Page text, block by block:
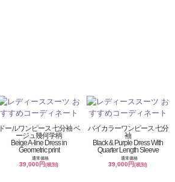
ドールワンピース 七分袖 ベ
ージュ幾何学柄
Beige A-line Dress in
Geometric print
通常価格
39,000円(税別)
バイカラーワンピース 七分
袖
Black & Purple Dress With
Quarter Length Sleeve
通常価格
39,000円(税別)